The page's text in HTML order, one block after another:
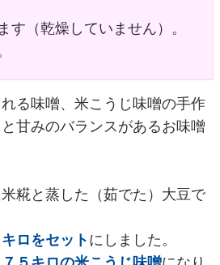
（乾燥していません）。
る味噌、米こうじ味噌の手作
甘みのバランスがあるお味噌
糀と蒸した（茹でた）大豆で
ロをセット にしました。